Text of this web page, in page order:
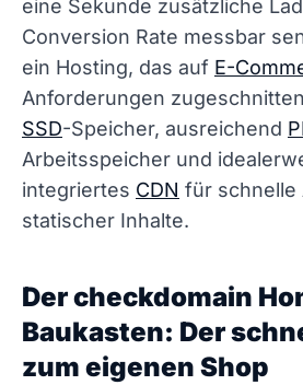
eine Sekunde zusätzliche
Conversion Rate messbar
ein Hosting, das auf E-
Anforderungen
SSD-Speicher, ausreichend
Arbeitsspeicher und
integriertes CDN für schnelle
statischer Inhalte.
Der checkdomain
Baukasten: Der
zum eigenen Shop